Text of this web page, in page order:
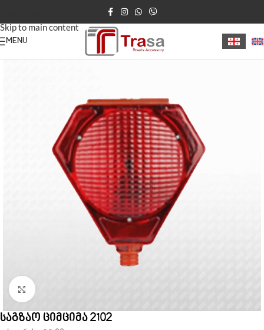
Skip to main content
MENU
მთავარი
Click to enlarge
საგზაო ციმციმა 2102